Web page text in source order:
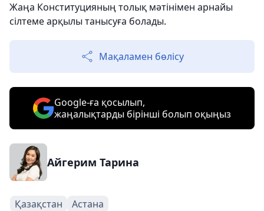
Жаңа Конституцияның толық мәтінімен арнайы
сілтеме арқылы танысуға болады.
Мақаламен бөлісу
Google-ға қосылып,
жаңалықтарды бірінші болып оқыңыз
Айгерим Тарина
Қазақстан Астана